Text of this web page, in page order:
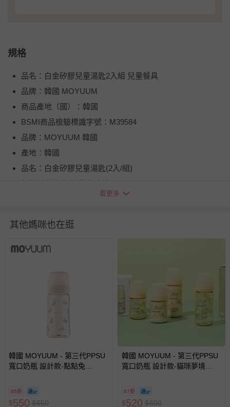
規格
品名：白金矽膠兒童湯匙2入組 兒童餐具
品牌：韓國 MOYUUM
商品產地（國）：韓國
BSMI商品檢驗標識字號：M39584
品牌：MOYUUM 韓國
產地：韓國
品名：白金矽膠兒童湯匙(2入/組)
重量：約70 g (含收納盒)
材質：湯匙(白金矽膠-50℃～250℃)&收納盒(PP-20℃～
BSMI:M39584
初次使用前，請先清洗乾淨再行使用。
請勿用硬性刷具清潔產品，建議以軟式海綿加中性清潔劑以
清洗完畢請存放於陰涼乾燥處，避免日光直射與遠離高溫環
透明收納盒建議以軟式海綿加中性清潔劑清潔。
每次使用前，請檢查商品各部位是否有裂痕或破損，若有請
本產品在生產後立即包裝，打開時可能有矽膠製品味道，清
看更多
其他媽咪也在逛
韓國 MOYUUM - 第三代PPSU
寬口奶瓶 設計款-點點兔
85折
$550 $650
韓國 MOYUUM - 第三代PPSU
寬口奶瓶 設計款-貓咪夢境
87折
$520 $600